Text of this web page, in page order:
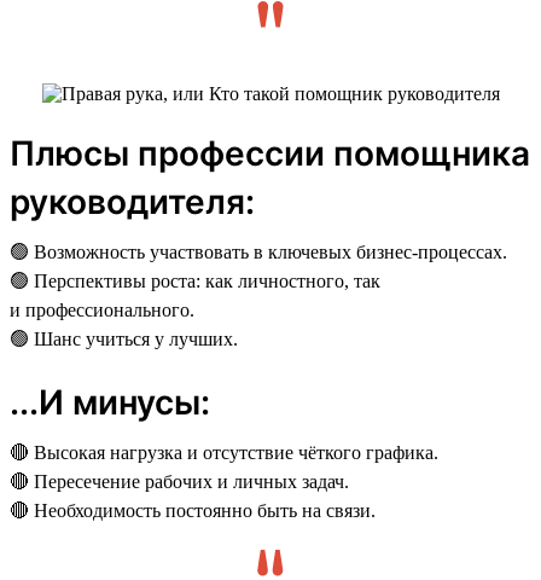
Плюсы профессии помощника
руководителя:
🟢 Возможность участвовать в ключевых бизнес-процессах.
🟢 Перспективы роста: как личностного, так
и профессионального.
🟢 Шанс учиться у лучших.
...И минусы:
🔴 Высокая нагрузка и отсутствие чёткого графика.
🔴 Пересечение рабочих и личных задач.
🔴 Необходимость постоянно быть на связи.